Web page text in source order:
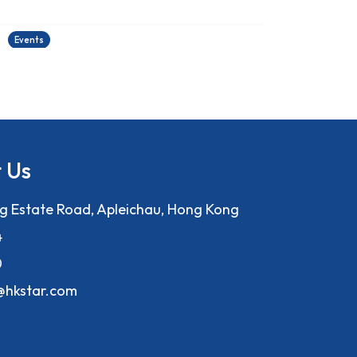
Events
Estate Road, Apleichau, Hong Kong